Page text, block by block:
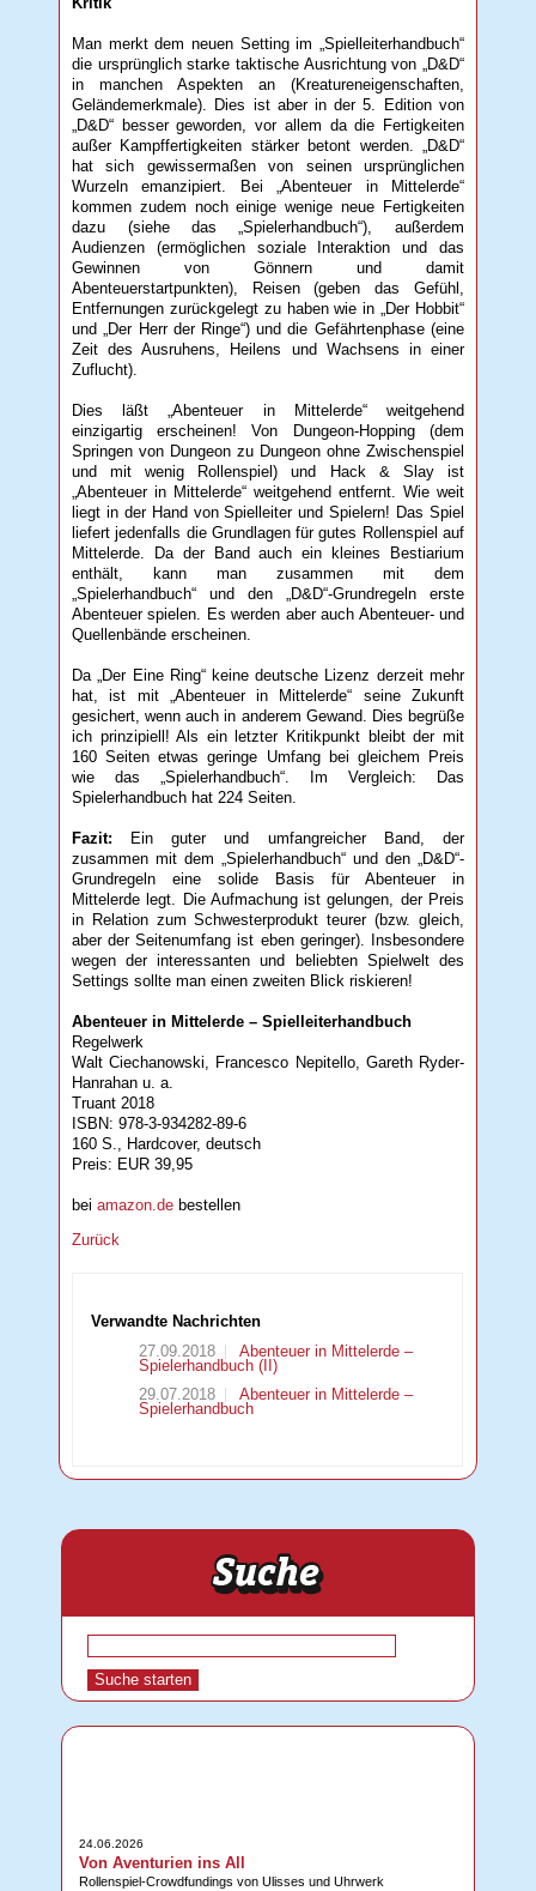
Man merkt dem neuen Setting im „Spielleiterhandbuch“
die ursprünglich starke taktische Ausrichtung von „D&D“
in manchen Aspekten an (Kreatureneigenschaften,
Geländemerkmale). Dies ist aber in der 5. Edition von
„D&D“ besser geworden, vor allem da die Fertigkeiten
außer Kampffertigkeiten stärker betont werden. „D&D“
hat sich gewissermaßen von seinen ursprünglichen
Wurzeln emanzipiert. Bei „Abenteuer in Mittelerde“
kommen zudem noch einige wenige neue Fertigkeiten
dazu (siehe das „Spielerhandbuch“), außerdem
Audienzen (ermöglichen soziale Interaktion und das
Gewinnen von Gönnern und damit
Abenteuerstartpunkten), Reisen (geben das Gefühl,
Entfernungen zurückgelegt zu haben wie in „Der Hobbit“
und „Der Herr der Ringe“) und die Gefährtenphase (eine
Zeit des Ausruhens, Heilens und Wachsens in einer
Zuflucht).
Dies läßt „Abenteuer in Mittelerde“ weitgehend
einzigartig erscheinen! Von Dungeon-Hopping (dem
Springen von Dungeon zu Dungeon ohne Zwischenspiel
und mit wenig Rollenspiel) und Hack & Slay ist
„Abenteuer in Mittelerde“ weitgehend entfernt. Wie weit
liegt in der Hand von Spielleiter und Spielern! Das Spiel
liefert jedenfalls die Grundlagen für gutes Rollenspiel auf
Mittelerde. Da der Band auch ein kleines Bestiarium
enthält, kann man zusammen mit dem
„Spielerhandbuch“ und den „D&D“-Grundregeln erste
Abenteuer spielen. Es werden aber auch Abenteuer- und
Quellenbände erscheinen.
Da „Der Eine Ring“ keine deutsche Lizenz derzeit mehr
hat, ist mit „Abenteuer in Mittelerde“ seine Zukunft
gesichert, wenn auch in anderem Gewand. Dies begrüße
ich prinzipiell! Als ein letzter Kritikpunkt bleibt der mit
160 Seiten etwas geringe Umfang bei gleichem Preis
wie das „Spielerhandbuch“. Im Vergleich: Das
Spielerhandbuch hat 224 Seiten.
Fazit: Ein guter und umfangreicher Band, der
zusammen mit dem „Spielerhandbuch“ und den „D&D“-
Grundregeln eine solide Basis für Abenteuer in
Mittelerde legt. Die Aufmachung ist gelungen, der Preis
in Relation zum Schwesterprodukt teurer (bzw. gleich,
aber der Seitenumfang ist eben geringer). Insbesondere
wegen der interessanten und beliebten Spielwelt des
Settings sollte man einen zweiten Blick riskieren!
Abenteuer in Mittelerde – Spielleiterhandbuch
Regelwerk
Walt Ciechanowski, Francesco Nepitello, Gareth Ryder-
Hanrahan u. a.
Truant 2018
ISBN: 978-3-934282-89-6
160 S., Hardcover, deutsch
Preis: EUR 39,95
beiamazon.de bestellen
Zurück
Verwandte Nachrichten
27.09.2018
Abenteuer in Mittelerde –
Spielerhandbuch (II)
29.07.2018
Abenteuer in Mittelerde –
Spielerhandbuch
24.06.2026
Von Aventurien ins All
Rollenspiel-Crowdfundings von Ulisses und Uhrwerk